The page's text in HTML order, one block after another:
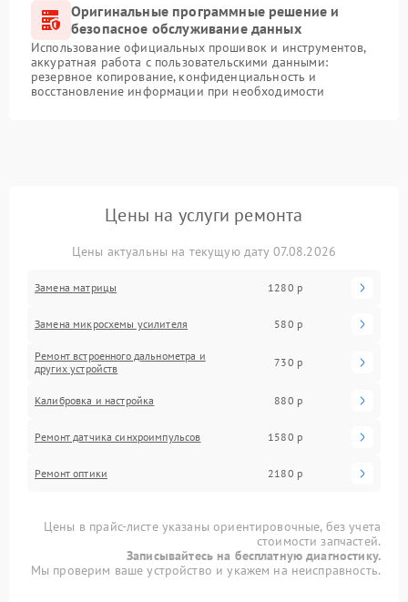
Оригинальные программные решение и
безопасное обслуживание данных
Использование официальных прошивок и инструментов,
аккуратная работа с пользовательскими данными:
резервное копирование, конфиденциальность и
восстановление информации при необходимости
Цены на услуги ремонта
Цены актуальны на текущую дату 07.08.2026
Замена матрицы 1280 р
Замена микросхемы усилителя 580 р
Ремонт встроенного дальнометра и
других устройств
730 р
Калибровка и настройка 880 р
Ремонт датчика синхроимпульсов 1580 р
Ремонт оптики 2180 р
Цены в прайс-листе указаны ориентировочные, без учета
стоимости запчастей.
Записывайтесь на бесплатную диагностику.
Мы проверим ваше устройство и укажем на неисправность.